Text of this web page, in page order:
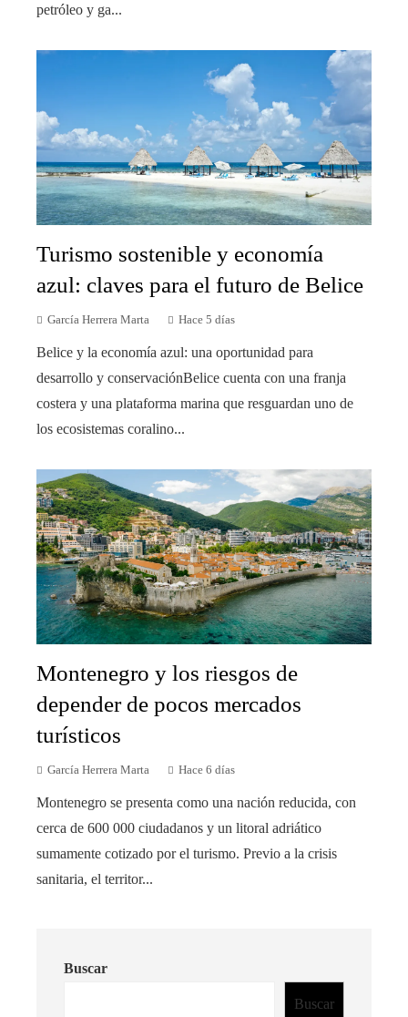
petróleo y ga...
Turismo sostenible y economía
azul: claves para el futuro de Belice
García Herrera Marta Hace 5 días
Belice y la economía azul: una oportunidad para
desarrollo y conservaciónBelice cuenta con una franja
costera y una plataforma marina que resguardan uno de
los ecosistemas coralino...
Montenegro y los riesgos de
depender de pocos mercados
turísticos
García Herrera Marta Hace 6 días
Montenegro se presenta como una nación reducida, con
cerca de 600 000 ciudadanos y un litoral adriático
sumamente cotizado por el turismo. Previo a la crisis
sanitaria, el territor...
Buscar
Buscar